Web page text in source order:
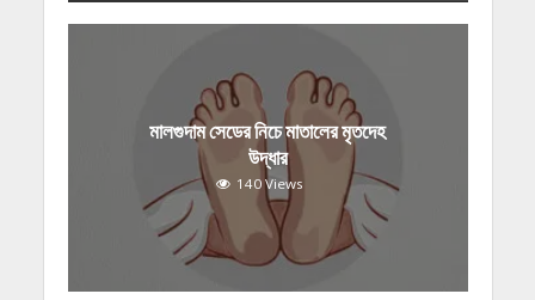
মালগুদাম সেডের নিচে মাতালের মৃতদেহ
উদ্ধার
140 Views